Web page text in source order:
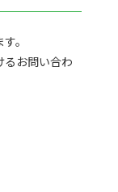
。
るお問い合わ